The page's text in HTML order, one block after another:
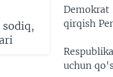
Demokrat
qirqish
uchun